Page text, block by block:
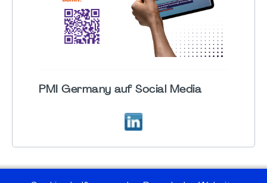
PMI Germany auf Social Media